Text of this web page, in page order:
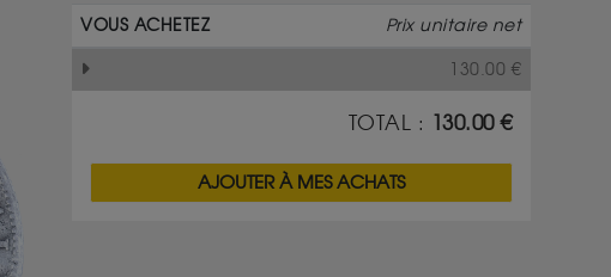
VOUS ACHETEZ Prix unitaire net
130.00 €
TOTAL : 130.00€
AJOUTER À MES ACHATS